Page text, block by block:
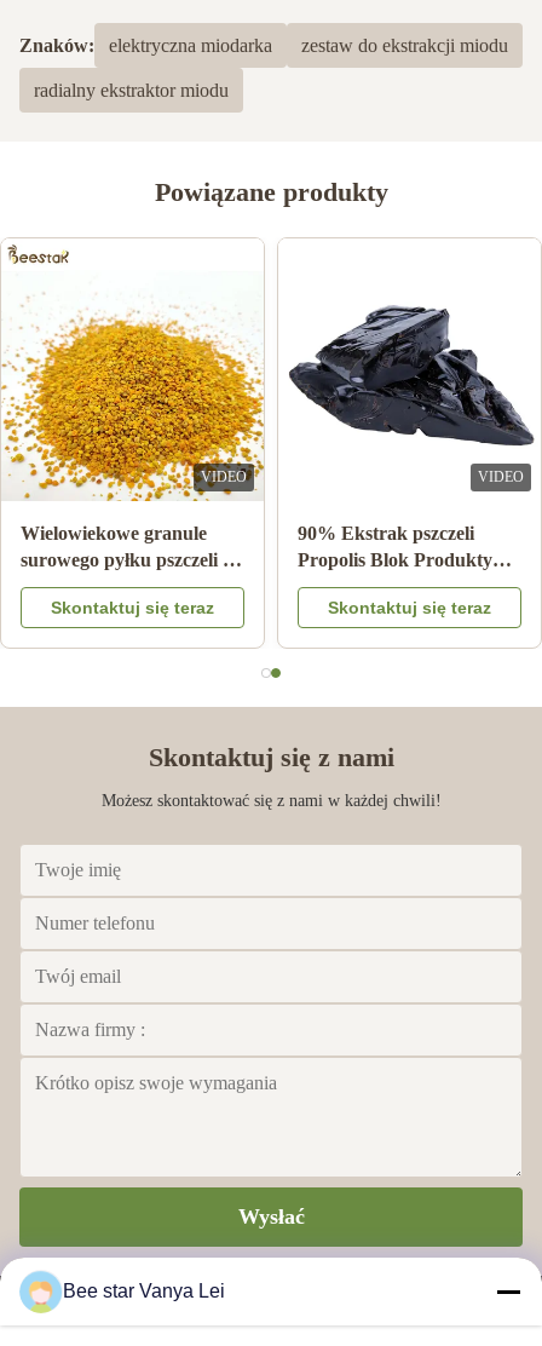
Na podstawie 50 ostatnich recenzji
5
100%
K Krys Wojciak
Mar 17.2023
Fantastic Customer service from Shirley. A pleasant helpful lady
to deal with. Delivery was prompt and tracking was great. Quality
of product was exceptional.
Znaków: elektryczna miodarka zestaw do ekstrakcji miodu
radialny ekstraktor miodu
Powiązane produkty
VIDEO
Sprzedaż hurtowa
naturalnego miodu
pszczelego miód sidrowy
100% naturalnych
Skontaktuj się teraz
VIDEO
10-HDA 2% Organiczna
Świeża Mleczko Pszczele
Naturalne Czyste Gatunek
Spożywczy
Skontaktuj się teraz
Skontaktuj się z nami
Możesz skontaktować się z nami w każdej chwili!
Wysłać
Bee star Vanya Lei